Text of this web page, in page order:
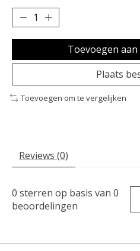
Toevoegen
Plaats
Toevoegen om te vergelijken
Reviews (0)
0 sterren op basis van 0
beoordelingen